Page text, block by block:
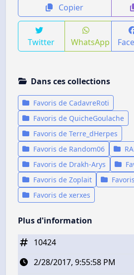
Copier
Twitter WhatsApp
Dans ces collections
Favoris de CadavreRoti
Favoris de QuicheGoulache
Favoris de Terre_dHerpes
Favoris de Random06
Favoris de Drakh-Arys
Favoris de Zoplait
Favoris de xerxes
Plus d'information
10424
2/28/2017, 9:55:58 PM